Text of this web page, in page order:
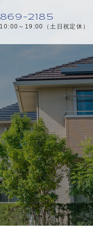
2185
～19:00（土日祝定休）
不動